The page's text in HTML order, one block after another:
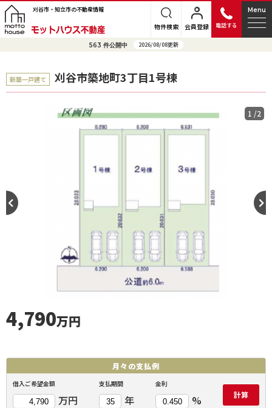
刈谷市・知立市の不動産情報
物件検索 会員登録 電話する
Menu
563 件公開中 2026/08/08更新
新築一戸建て 刈谷市築地町3丁目1号棟
1 /2
4,790万円
月々の支払例
借入ご希望金額
万円
支払期間
年
金利
% 計算